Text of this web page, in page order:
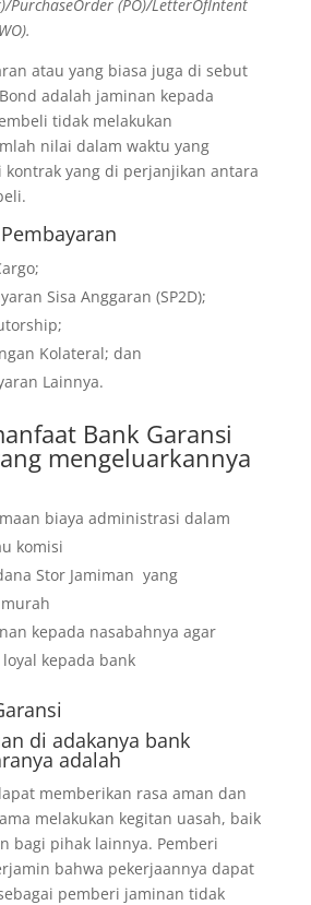
PurchaseOrder (PO)/LetterOfIntent
atau yang biasa juga di sebut
adalah jaminan kepada
tidak melakukan
nilai dalam waktu yang
yang di perjanjikan antara
Sisa Anggaran (SP2D);
Kolateral; dan
Lainnya.
Bank Garansi
mengeluarkannya
biaya administrasi dalam
komisi
Stor Jamiman yang
kepada nasabahnya agar
kepada bank
di adakanya bank
adalah
memberikan rasa aman dan
melakukan kegitan uasah, baik
bagi pihak lainnya. Pemberi
bahwa pekerjaannya dapat
pemberi jaminan tidak